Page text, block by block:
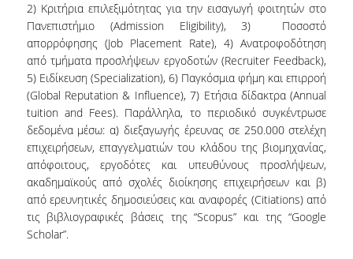
ΜΕΛΗ ΔΕΠ
ΕΠΙΤΙΜΟΙ ΔΙΔΑΚΤΟΡΕΣ
ΜΕΛΗ Ε.ΔΙ.Π.
ΜΕΛΗ Ε.Τ.Ε.Π.
ΔΙΑΣΦΑΛΙΣΗ
ΠΟΙΟΤΗΤΑΣ
ΠΟΛΙΤΙΚΗ
ΠΟΙΟΤΗΤΑΣ
2) Κριτήρια επιλεξιμότητας για την εισαγωγή φοιτητών στο
Πανεπιστήμιο (Admission Eligibility), 3) Ποσοστό
απορρόφησης (Job Placement Rate), 4) Aνατροφοδότηση
από τμήματα προσλήψεων εργοδοτών (Recruiter Feedback),
5) Eιδίκευση (Specialization), 6) Παγκόσμια φήμη και επιρροή
(Global Reputation & Influence), 7) Ετήσια δίδακτρα (Annual
tuition and Fees). Παράλληλα, το περιοδικό συγκέντρωσε
δεδομένα μέσω: α) διεξαγωγής έρευνας σε 250.000 στελέχη
επιχειρήσεων, επαγγελματιών του κλάδου της βιομηχανίας,
απόφοιτους, εργοδότες και υπευθύνους προσλήψεων,
ακαδημαϊκούς από σχολές διοίκησης επιχειρήσεων και β)
από ερευνητικές δημοσιεύσεις και αναφορές (Citiations) από
τις βιβλιογραφικές βάσεις της “Scopus” και της “Google
Scholar”.